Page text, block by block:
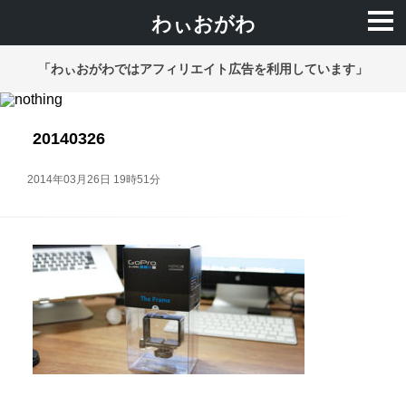
わぃおがわ
「わぃおがわではアフィリエイト広告を利用しています」
20140326
2014年03月26日 19時51分